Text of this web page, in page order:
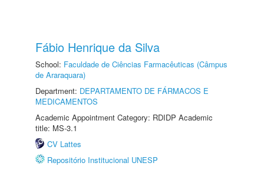
Fábio Henrique da Silva
School: Faculdade de Ciências Farmacêuticas (Câmpus
de Araraquara)
Department: DEPARTAMENTO DE FÁRMACOS E
MEDICAMENTOS
Academic Appointment Category: RDIDP Academic
title: MS-3.1
CV Lattes
Repositório Institucional UNESP